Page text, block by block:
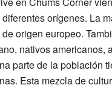
orígenes. La
origen europeo.
nativos americanos,
parte de la población
Esta mezcla de